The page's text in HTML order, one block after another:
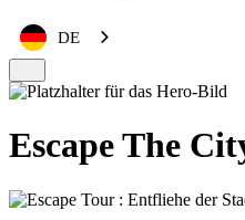
DE
Escape The